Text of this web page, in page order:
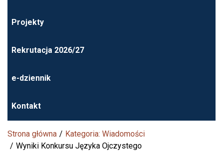
Projekty
Rekrutacja 2026/27
e-dziennik
Kontakt
Strona główna
Kategoria: Wiadomości
Wyniki Konkursu Języka Ojczystego